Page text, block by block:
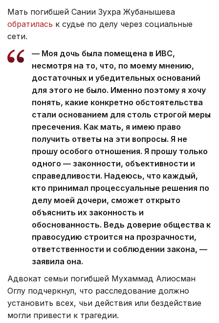
Мать погибшей Сании Зухра Жубанышева
обратилась к судье по делу через социальные
сети.
— Моя дочь была помещена в ИВС,
несмотря на то, что, по моему мнению,
достаточных и убедительных оснований
для этого не было. Именно поэтому я хочу
понять, какие конкретно обстоятельства
стали основанием для столь строгой меры
пресечения. Как мать, я имею право
получить ответы на эти вопросы. Я не
прошу особого отношения. Я прошу только
одного — законности, объективности и
справедливости. Надеюсь, что каждый,
кто принимал процессуальные решения по
делу моей дочери, сможет открыто
объяснить их законность и
обоснованность. Ведь доверие общества к
правосудию строится на прозрачности,
ответственности и соблюдении закона, —
заявила она.
Адвокат семьи погибшей Мухаммад Алиосман
Оглу подчеркнул, что расследование должно
установить всех, чьи действия или бездействие
могли привести к трагедии.